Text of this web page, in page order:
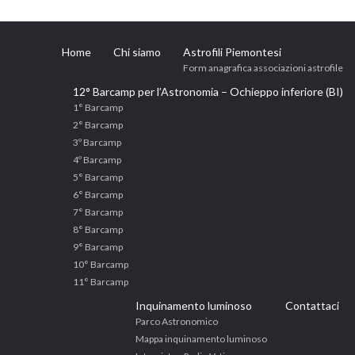
Home Chi siamo Astrofili Piemontesi
Form anagrafica associazioni astrofile
12° Barcamp per l’Astronomia – Ochieppo inferiore (BI)
1° Barcamp
2° Barcamp
3º Barcamp
4º Barcamp
5° Barcamp
6° Barcamp
7° Barcamp
8° Barcamp
9° Barcamp
10° Barcamp
11° Barcamp
Inquinamento luminoso
Parco Astronomico
Mappa inquinamento luminoso
Contattaci